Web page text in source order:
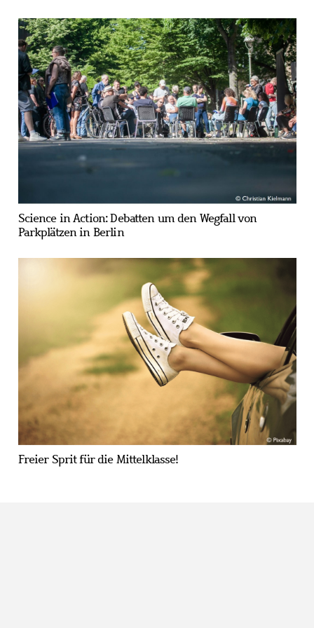
Science in Action: Debatten um den Wegfall von
Parkplätzen in Berlin
Freier Sprit für die Mittelklasse!